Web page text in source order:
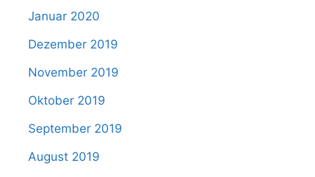
Januar 2020
Dezember 2019
November 2019
Oktober 2019
September 2019
August 2019